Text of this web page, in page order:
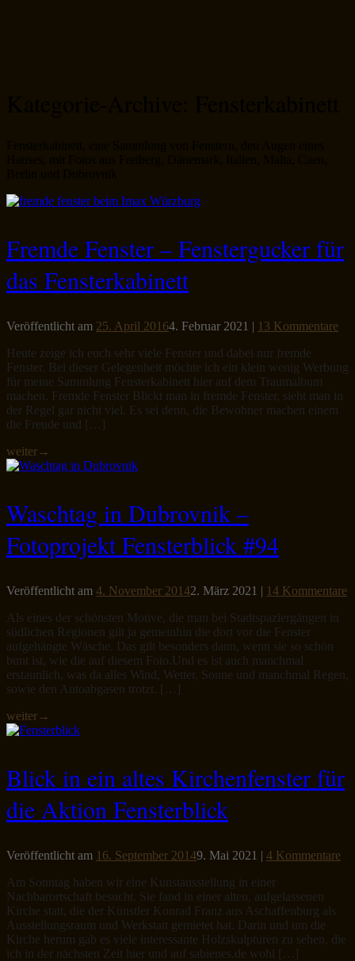
Fremde Fenster – Fenstergucker für
das Fensterkabinett
Veröffentlicht am 25. April 20164. Februar 2021 | 13 Kommentare
Heute zeige ich euch sehr viele Fenster und dabei nur fremde
Fenster. Bei dieser Gelegenheit möchte ich ein klein wenig Werbung
für meine Sammlung Fensterkabinett hier auf dem Traumalbum
machen. Fremde Fenster Blickt man in fremde Fenster, sieht man in
der Regel gar nicht viel. Es sei denn, die Bewohner machen einem
die Freude und […]
weiter→
Waschtag in Dubrovnik –
Fotoprojekt Fensterblick #94
Veröffentlicht am 4. November 20142. März 2021 | 14 Kommentare
Als eines der schönsten Motive, die man bei Stadtspaziergängen in
südlichen Regionen gilt ja gemeinhin die dort vor die Fenster
aufgehängte Wäsche. Das gilt besonders dann, wenn sie so schön
bunt ist, wie die auf diesem Foto.Und es ist auch manchmal
erstaunlich, was da alles Wind, Wetter, Sonne und manchmal Regen,
sowie den Autoabgasen trotzt. […]
weiter→
Blick in ein altes Kirchenfenster für
die Aktion Fensterblick
Veröffentlicht am 16. September 20149. Mai 2021 | 4 Kommentare
Am Sonntag haben wir eine Kunstausstellung in einer
Nachbarortschaft besucht. Sie fand in einer alten, aufgelassenen
Kirche statt, die der Künstler Konrad Franz aus Aschaffenburg als
Ausstellungsraum und Werkstatt gemietet hat. Darin und um die
Kirche herum gab es viele interessante Holzskulpturen zu sehen, die
ich in der nächsten Zeit hier und auf sabienes.de wohl […]